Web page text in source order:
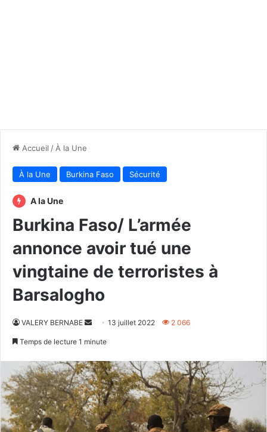
Accueil / À la Une
À la Une Burkina Faso Sécurité
A la Une
Burkina Faso/ L’armée
annonce avoir tué une
vingtaine de terroristes à
Barsalogho
VALERY BERNABE
Envoyer13 juillet 2022 2 066
Temps de lecture 1 minute